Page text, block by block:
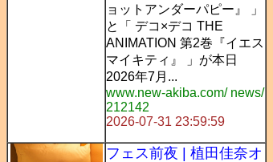
ョットアンダーパピー』 」
と「 デコ×デコ THE
ANIMATION 第2巻『イエス
マイキティ』 」が本日
2026年7月...
www.new-akiba.com/ news/
212142
2026-07-31 23:59:59
フェス前夜 | 植田佳奈オ